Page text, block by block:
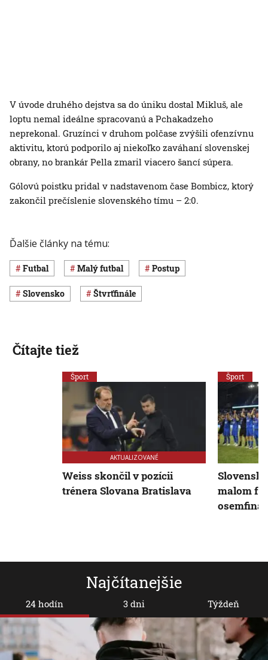
V úvode druhého dejstva sa do úniku dostal Mikluš, ale
loptu nemal ideálne spracovanú a Pchakadzeho
neprekonal. Gruzínci v druhom polčase zvýšili ofenzívnu
aktivitu, ktorú podporilo aj niekoľko zaváhaní slovenskej
obrany, no brankár Pella zmaril viacero šancí súpera.
Gólovú poistku pridal v nadstavenom čase Bombicz, ktorý
zakončil prečíslenie slovenského tímu – 2:0.
Ďalšie články na tému:
Futbal malý futbal postup
Slovensko štvrťfinále
Najčítanejšie
24 hodín 3 dni Týždeň
Čítajte tiež
Šport
AKTUALIZOVANÉ
Weiss skončil v pozícii
trénera Slovana Bratislava
Šport
malom